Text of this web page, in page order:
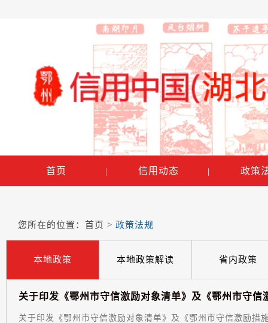
首页 | 信用动态 | 政策
您所在的位置： 首页 > 政策法规
本地政策 本地政策解读 省内政策
关于印发 《鄂州市守信激励对象清单》 及 《鄂州市守信
关于印发《鄂州市守信激励对象清单》及《鄂州市守信激励措